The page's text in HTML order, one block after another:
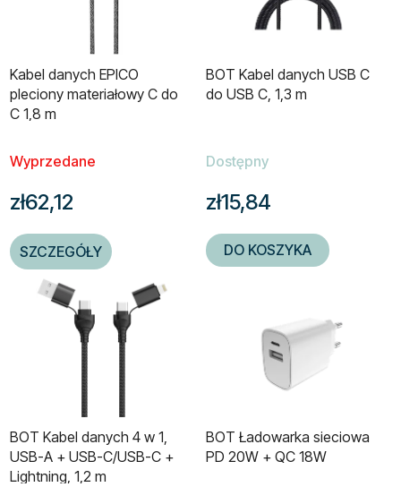
Kabel danych EPICO
pleciony materiałowy C do
C 1,8 m
Wyprzedane
zł62,12
SZCZEGÓŁY
BOT Kabel danych USB C
do USB C, 1,3 m
Dostępny
zł15,84
DO KOSZYKA
BOT Kabel danych 4 w 1,
USB-A + USB-C/USB-C +
Lightning, 1,2 m
BOT Ładowarka sieciowa
PD 20W + QC 18W